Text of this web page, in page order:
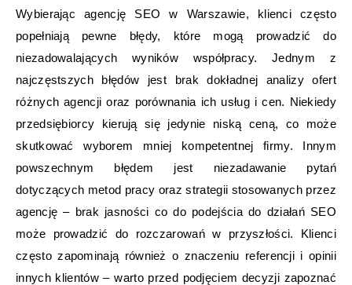
Wybierając agencję SEO w Warszawie, klienci często
popełniają pewne błędy, które mogą prowadzić do
niezadowalających wyników współpracy. Jednym z
najczęstszych błędów jest brak dokładnej analizy ofert
różnych agencji oraz porównania ich usług i cen. Niekiedy
przedsiębiorcy kierują się jedynie niską ceną, co może
skutkować wyborem mniej kompetentnej firmy. Innym
powszechnym błędem jest niezadawanie pytań
dotyczących metod pracy oraz strategii stosowanych przez
agencję – brak jasności co do podejścia do działań SEO
może prowadzić do rozczarowań w przyszłości. Klienci
często zapominają również o znaczeniu referencji i opinii
innych klientów – warto przed podjęciem decyzji zapoznać